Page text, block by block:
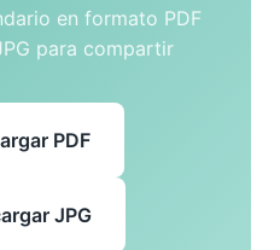
en formato PDF
para compartir
PDF
JPG